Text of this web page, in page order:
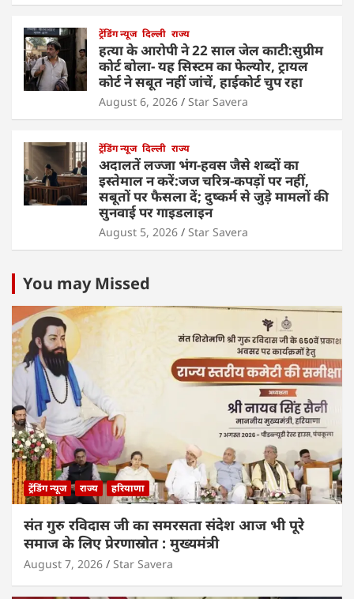
ट्रेंडिंग न्यूज दिल्ली राज्य
हत्या के आरोपी ने 22 साल जेल काटी:सुप्रीम
कोर्ट बोला- यह सिस्टम का फेल्योर, ट्रायल
कोर्ट ने सबूत नहीं जांचें, हाईकोर्ट चुप रहा
August 6, 2026 Star Savera
ट्रेंडिंग न्यूज दिल्ली राज्य
अदालतें लज्जा भंग-हवस जैसे शब्दों का
इस्तेमाल न करें:जज चरित्र-कपड़ों पर नहीं,
सबूतों पर फैसला दें; दुष्कर्म से जुड़े मामलों की
सुनवाई पर गाइडलाइन
August 5, 2026 Star Savera
You may Missed
ट्रेंडिंग न्यूज राज्य हरियाणा
संत गुरु रविदास जी का समरसता संदेश आज भी पूरे
समाज के लिए प्रेरणास्रोत : मुख्यमंत्री
August 7, 2026 Star Savera